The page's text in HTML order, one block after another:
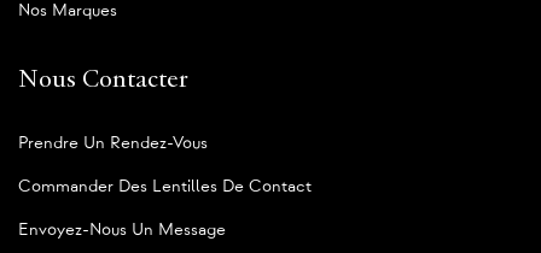
Nos Marques
Nous Contacter
Prendre Un Rendez-Vous
Commander Des Lentilles De Contact
Envoyez-Nous Un Message